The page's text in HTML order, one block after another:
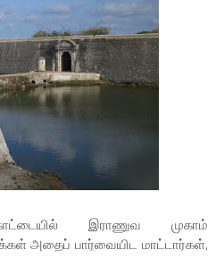
இராணுவ முகாம்
அதைப் பார்வையிட மாட்டார்கள்,